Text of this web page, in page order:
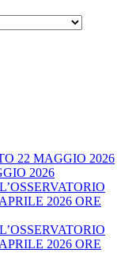
22 MAGGIO 2026
2026
2026 ORE
2026 ORE